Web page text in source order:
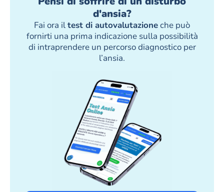
d'ansia?
Fai ora iltest di autovalutazioneche può
fornirti una prima indicazione sulla possibilità
di intraprendere un percorso diagnostico per
l’ansia.